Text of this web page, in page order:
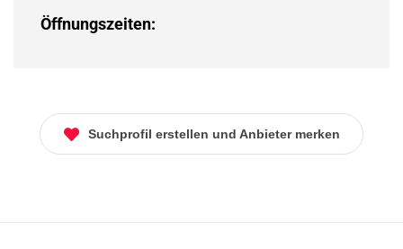
Öffnungszeiten:
Suchprofil erstellen und Anbieter merken